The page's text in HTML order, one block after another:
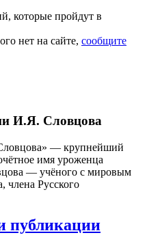
которые пройдут в
нет на сайте, сообщите
И.Я. Словцова
— крупнейший
имя уроженца
— учёного с мировым
члена Русского
публикации